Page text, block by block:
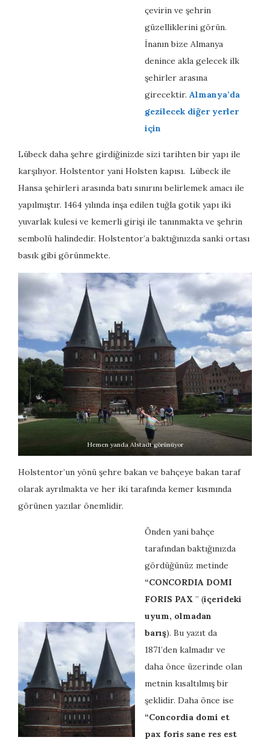
çevirin ve şehrin
güzelliklerini görün.
İnanın bize Almanya
denince akla gelecek ilk
şehirler arasına
girecektir. Almanya’da
gezilecek diğer yerler
için
Lübeck daha şehre girdiğinizde sizi tarihten bir yapı ile
karşılıyor. Holstentor yani Holsten kapısı. Lübeck ile
Hansa şehirleri arasında batı sınırını belirlemek amacı ile
yapılmıştır. 1464 yılında inşa edilen tuğla gotik yapı iki
yuvarlak kulesi ve kemerli girişi ile tanınmakta ve şehrin
sembolü halindedir. Holstentor’a baktığınızda sanki ortası
basık gibi görünmekte.
Hemen yanda Alstadt görünüyor
Holstentor’un yönü şehre bakan ve bahçeye bakan taraf
olarak ayrılmakta ve her iki tarafında kemer kısmında
görünen yazılar önemlidir.
Önden yani bahçe
tarafından baktığınızda
gördüğünüz metinde
“CONCORDIA DOMI
FORIS PAX” (içerideki
uyum, olmadan
barış). Bu yazıt da
1871’den kalmadır ve
daha önce üzerinde olan
metnin kısaltılmış bir
şeklidir. Daha önce ise
“Concordia domi et
pax foris sane res est